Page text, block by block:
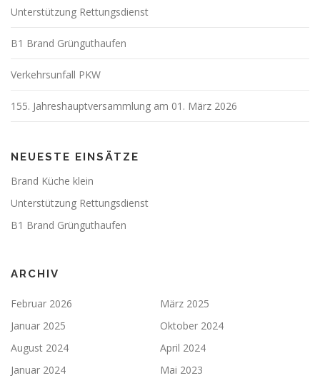
Unterstützung Rettungsdienst
B1 Brand Grünguthaufen
Verkehrsunfall PKW
155. Jahreshauptversammlung am 01. März 2026
NEUESTE EINSÄTZE
Brand Küche klein
Unterstützung Rettungsdienst
B1 Brand Grünguthaufen
ARCHIV
Februar 2026
März 2025
Januar 2025
Oktober 2024
August 2024
April 2024
Januar 2024
Mai 2023